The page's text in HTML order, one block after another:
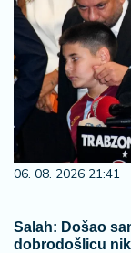
06. 08. 2026 21:41
Salah: Došao
dobrodošlicu